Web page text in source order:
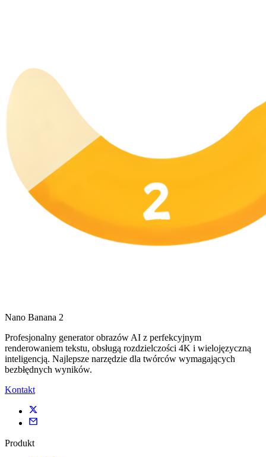
Nano Banana 2
Profesjonalny generator obrazów AI z perfekcyjnym
renderowaniem tekstu, obsługą rozdzielczości 4K i wielojęzyczną
inteligencją. Najlepsze narzędzie dla twórców wymagających
bezbłędnych wyników.
Kontakt
Produkt